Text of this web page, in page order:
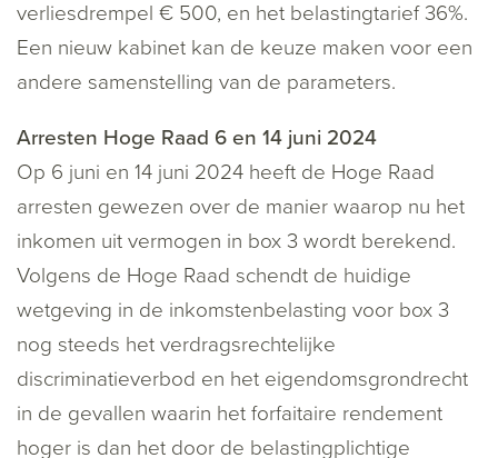
verliesdrempel € 500, en het belastingtarief 36%.
Een nieuw kabinet kan de keuze maken voor een
andere samenstelling van de parameters.
Arresten Hoge Raad 6 en 14 juni 2024
Op 6 juni en 14 juni 2024 heeft de Hoge Raad
arresten gewezen over de manier waarop nu het
inkomen uit vermogen in box 3 wordt berekend.
Volgens de Hoge Raad schendt de huidige
wetgeving in de inkomstenbelasting voor box 3
nog steeds het verdragsrechtelijke
discriminatieverbod en het eigendomsgrondrecht
in de gevallen waarin het forfaitaire rendement
hoger is dan het door de belastingplichtige